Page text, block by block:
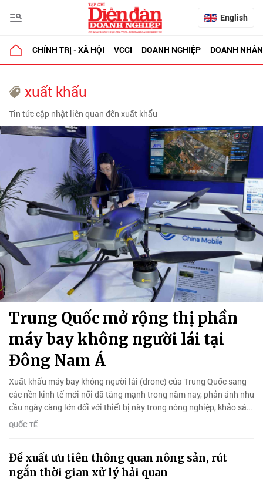
English
CHÍNH TRỊ - XÃ HỘI VCCI DOANH NGHIỆP DOANH NHÂN
xuất khẩu
Tin tức cập nhật liên quan đến xuất khẩu
Trung Quốc mở rộng thị phần
máy bay không người lái tại
Đông Nam Á
Xuất khẩu máy bay không người lái (drone) của Trung Quốc sang
các nền kinh tế mới nổi đã tăng mạnh trong năm nay, phản ánh nhu
cầu ngày càng lớn đối với thiết bị này trong nông nghiệp, khảo sát
và nhiều ứng dụng dân sự khác.
QUỐC TẾ
Đề xuất ưu tiên thông quan nông sản, rút
ngắn thời gian xử lý hải quan